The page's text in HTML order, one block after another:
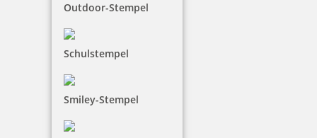
Outdoor-Stempel
Schulstempel
Smiley-Stempel